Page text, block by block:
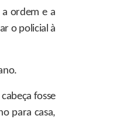
ordem e a
o policial à
fosse
para casa,